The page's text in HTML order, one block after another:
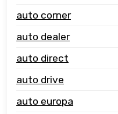
auto corner
auto dealer
auto direct
auto drive
auto europa